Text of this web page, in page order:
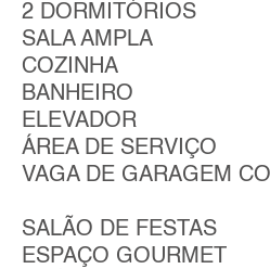
2 DORMITÓRIOS
SALA AMPLA
COZINHA
BANHEIRO
ELEVADOR
ÁREA DE SERVIÇO
VAGA DE GARAGEM
SALÃO DE FESTAS
ESPAÇO GOURMET